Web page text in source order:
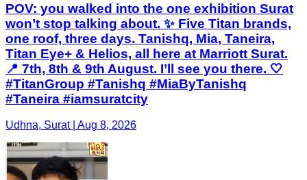
POV: you walked into the one exhibition Surat
won’t stop talking about. ✨ Five Titan brands,
one roof, three days. Tanishq, Mia, Taneira,
Titan Eye+ & Helios, all here at Marriott Surat.
📍 7th, 8th & 9th August. I’ll see you there. 🤍
#TitanGroup #Tanishq #MiaByTanishq
#Taneira #iamsuratcity
Udhna, Surat | Aug 8, 2026